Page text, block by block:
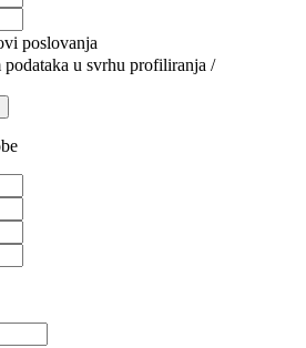
poslovanja
podataka u svrhu profiliranja /